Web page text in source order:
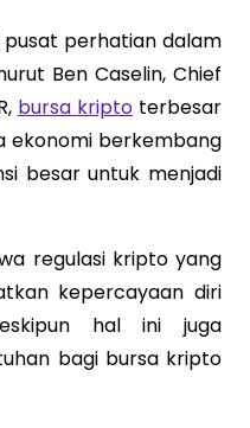
pusat perhatian dalam
Ben Caselin, Chief
bursa kriptoterbesar
ekonomi berkembang
besar untuk menjadi
regulasi kripto yang
kepercayaan diri
hal ini juga
bagi bursa kripto